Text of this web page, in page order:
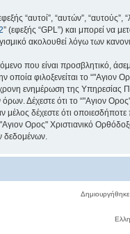
“αυτοί”, “αυτών”,
” (εφεξής “GPL”) και μπορεί να
ακολουθεί λόγω των
που είναι προσβλητικό,
οποία φιλοξενείται το
ενημέρωση της
Δέχεστε ότι το “"Αγιον
μέλος δέχεστε ότι
Ορος" Χριστιανικό
δεδομένων.